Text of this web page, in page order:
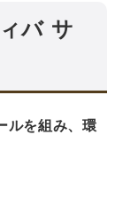
バ サ
ルを組み、環